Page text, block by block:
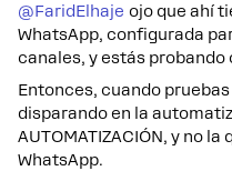
@FaridElhaje ojo que ahí
WhatsApp, configurada
canales, y estás probando
Entonces, cuando
disparando en la
AUTOMATIZACIÓN, y no
WhatsApp.